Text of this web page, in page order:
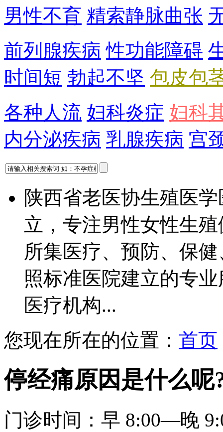
男性不育 精索静脉曲张
前列腺疾病 性功能障碍
时间短 勃起不坚 包皮包
各种人流 妇科炎症 妇科
内分泌疾病 乳腺疾病 宫
陕西省老医协生殖医
立，专注男性女性生
所集医疗、预防、保
照标准医院建立的专
医疗机构...
您现在所在的位置： 首页
停经痛原因是什么呢
门诊时间：早 8:00—晚